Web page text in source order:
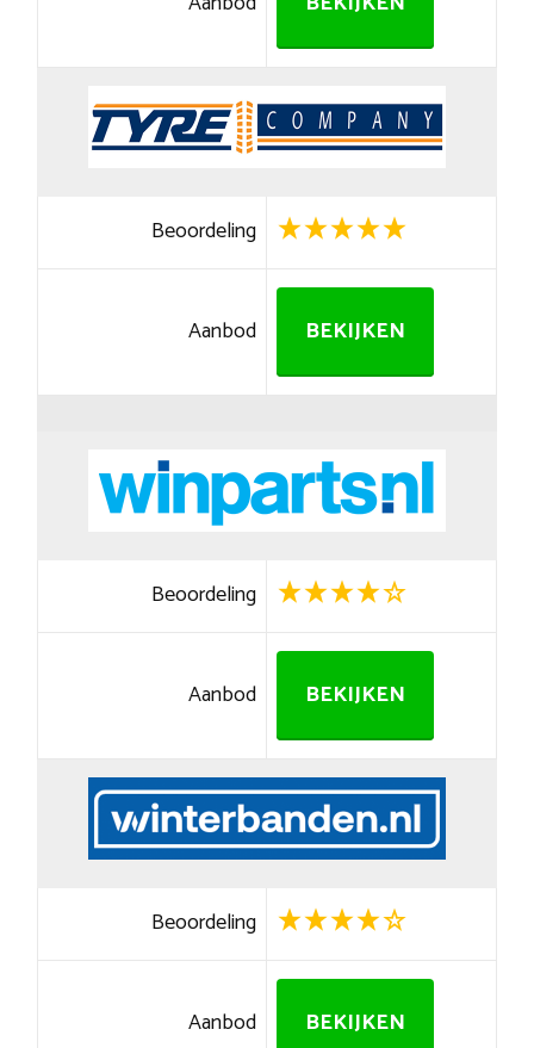
Beoordeling
Aanbod BEKIJKEN
Beoordeling
Aanbod BEKIJKEN
Beoordeling
Aanbod BEKIJKEN